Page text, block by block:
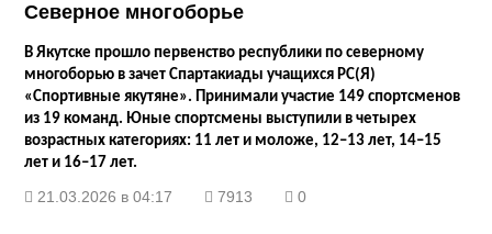
Северное многоборье
В Якутске прошло первенство республики по северному
многоборью в зачет Спартакиады учащихся РС(Я)
«Спортивные якутяне». Принимали участие 149 спортсменов
из 19 команд. Юные спортсмены выступили в четырех
возрастных категориях: 11 лет и моложе, 12–13 лет, 14–15
лет и 16–17 лет.
21.03.2026 в 04:17 7913 0